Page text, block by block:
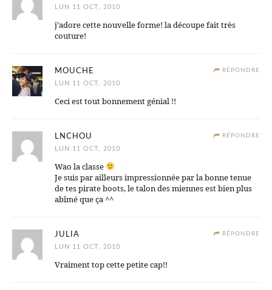
LUN 11 OCT, 2010
j’adore cette nouvelle forme! la découpe fait très
couture!
RÉPONDRE
MOUCHE
LUN 11 OCT, 2010
Ceci est tout bonnement génial !!
RÉPONDRE
LNCHOU
LUN 11 OCT, 2010
Wao la classe
Je suis par ailleurs impressionnée par la bonne tenue
de tes pirate boots, le talon des miennes est bien plus
abîmé que ça ^^
RÉPONDRE
JULIA
LUN 11 OCT, 2010
Vraiment top cette petite cap!!